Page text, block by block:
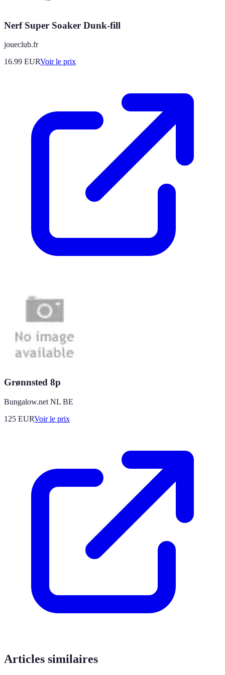
Nerf Super Soaker Dunk-fill
joueclub.fr
16.99 EURVoir le prix
Grønnsted 8p
Bungalow.net NL BE
125 EURVoir le prix
Articles similaires